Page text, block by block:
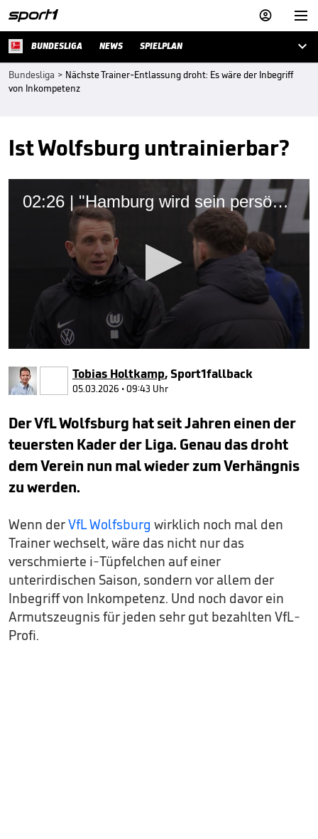


BUNDESLIGA NEWS SPIELPLAN 
Bundesliga > Nächste Trainer-Entlassung droht: Es wäre der Inbegriff
von Inkompetenz
Ist Wolfsburg untrainierbar?
02:26 | "Hamburg wird sein persönliches Endspiel"
seconds
2
minutes,
seconds
Tobias Holtkamp,Sport1fallback
05.03.2026 • 09:43 Uhr
Der VfL Wolfsburg hat seit Jahren einen der
teuersten Kader der Liga. Genau das droht
dem Verein nun mal wieder zum Verhängnis
zu werden.
Wenn derVfL Wolfsburg wirklich noch mal den
Trainer wechselt, wäre das nicht nur das
verschmierte i-Tüpfelchen auf einer
unterirdischen Saison, sondern vor allem der
Inbegriff von Inkompetenz. Und noch davor ein
Armutszeugnis für jeden sehr gut bezahlten VfL-
Profi.